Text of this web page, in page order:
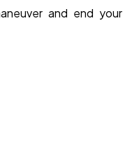
and end your